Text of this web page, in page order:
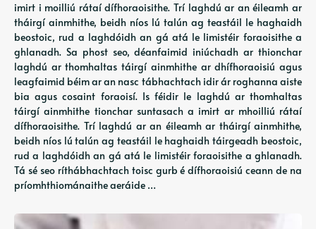
imirt i moilliú rátaí dífhoraoisithe. Trí laghdú ar an éileamh ar
tháirgí ainmhithe, beidh níos lú talún ag teastáil le haghaidh
beostoic, rud a laghdóidh an gá atá le limistéir foraoisithe a
ghlanadh. Sa phost seo, déanfaimid iniúchadh ar thionchar
laghdú ar thomhaltas táirgí ainmhithe ar dhífhoraoisiú agus
leagfaimid béim ar an nasc tábhachtach idir ár roghanna aiste
bia agus cosaint foraoisí. Is féidir le laghdú ar thomhaltas
táirgí ainmhithe tionchar suntasach a imirt ar mhoilliú rátaí
dífhoraoisithe. Trí laghdú ar an éileamh ar tháirgí ainmhithe,
beidh níos lú talún ag teastáil le haghaidh táirgeadh beostoic,
rud a laghdóidh an gá atá le limistéir foraoisithe a ghlanadh.
Tá sé seo ríthábhachtach toisc gurb é dífhoraoisiú ceann de na
príomhthiománaithe aeráide …